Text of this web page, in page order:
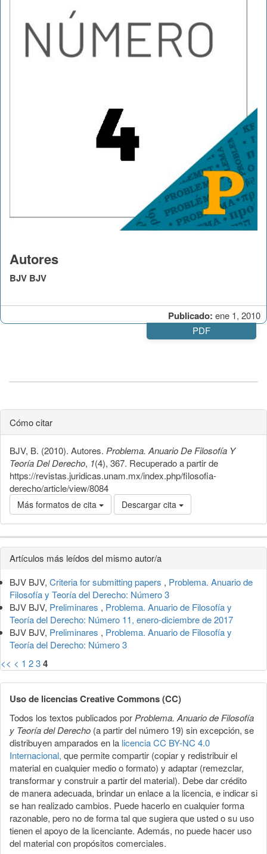
Publicado: ene 1, 2010
Autores
BJV BJV
PDF
Cómo citar
BJV, B. (2010). Autores. Problema. Anuario De Filosofía Y
Teoría Del Derecho, 1(4), 367. Recuperado a partir de
https://revistas.juridicas.unam.mx/index.php/filosofia-
derecho/article/view/8084
Más formatos de cita Descargar cita
Detalles
del
artículo
Artículos más leídos del mismo autor/a
BJV BJV, Criteria for submitting papers , Problema. Anuario de
Filosofía y Teoría del Derecho: Número 3
BJV BJV, Preliminares , Problema. Anuario de Filosofía y
Teoría del Derecho: Número 11, enero-diciembre de 2017
BJV BJV, Preliminares , Problema. Anuario de Filosofía y
Teoría del Derecho: Número 3
<< < 1 234
Uso de licencias Creative Commons (CC)
Todos los textos publicados por Problema. Anuario de Filosofía
y Teoría del Derecho (a partir del número 19) sin excepción, se
distribuyen amparados en la licencia CC BY-NC 4.0
Internacional, que permite compartir (copiar y redistribuir el
material en cualquier medio o formato) y adaptar (remezclar,
transformar y construir a partir del material). Debe dar crédito
de manera adecuada, brindar un enlace a la licencia, e indicar si
se han realizado cambios. Puede hacerlo en cualquier forma
razonable, pero no de forma tal que sugiera que usted o su uso
tienen el apoyo de la licenciante. Además, no puede hacer uso
del material con propósitos comerciales.